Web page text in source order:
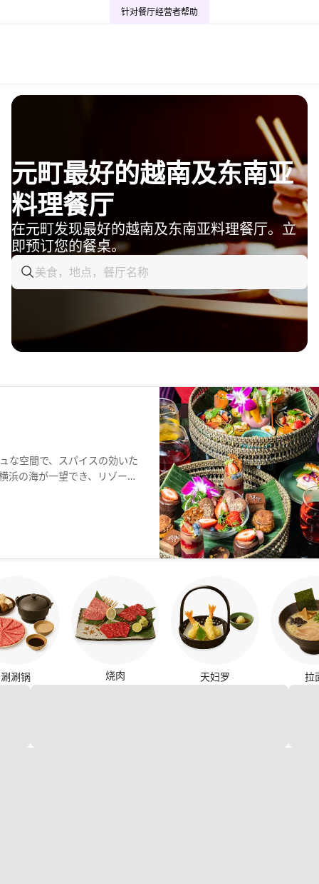
针对餐厅经营者帮助
元町最好的越南及东南亚
料理餐厅
在元町发现最好的越南及东南亚料理餐厅。立
即预订您的餐桌。
な空間で、スパイスの効いた
浜の海が一望でき、リゾート
涮涮锅 烧肉 天妇罗 拉